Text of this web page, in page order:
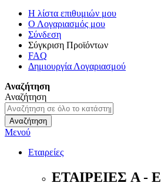
Η λίστα επιθυμιών μου
Ο Λογαριασμός μου
Σύνδεση
Σύγκριση Προϊόντων
FAQ
Δημιουργία Λογαριασμού
Αναζήτηση
Αναζήτηση
Αναζήτηση
Μενού
Εταιρείες
ΕΤΑΙΡΕΙΕΣ A - E